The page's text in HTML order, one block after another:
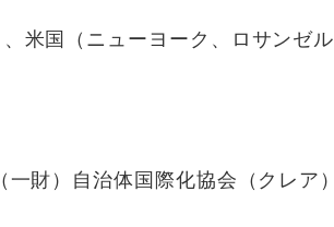
国（ニューヨーク、ロサンゼル
）自治体国際化協会（クレア）